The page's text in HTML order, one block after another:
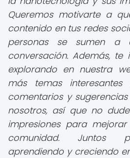
Queremos motivarte a
contenido en tus redes
personas se sumen a
conversación. Además, te
explorando en nuestra
más temas interesantes
comentarios y
nosotros, así que no
impresiones para
comunidad. Juntos
aprendiendo y creciendo